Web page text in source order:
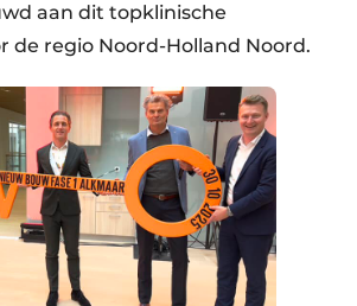
aan dit topklinische
de regio Noord-Holland Noord.